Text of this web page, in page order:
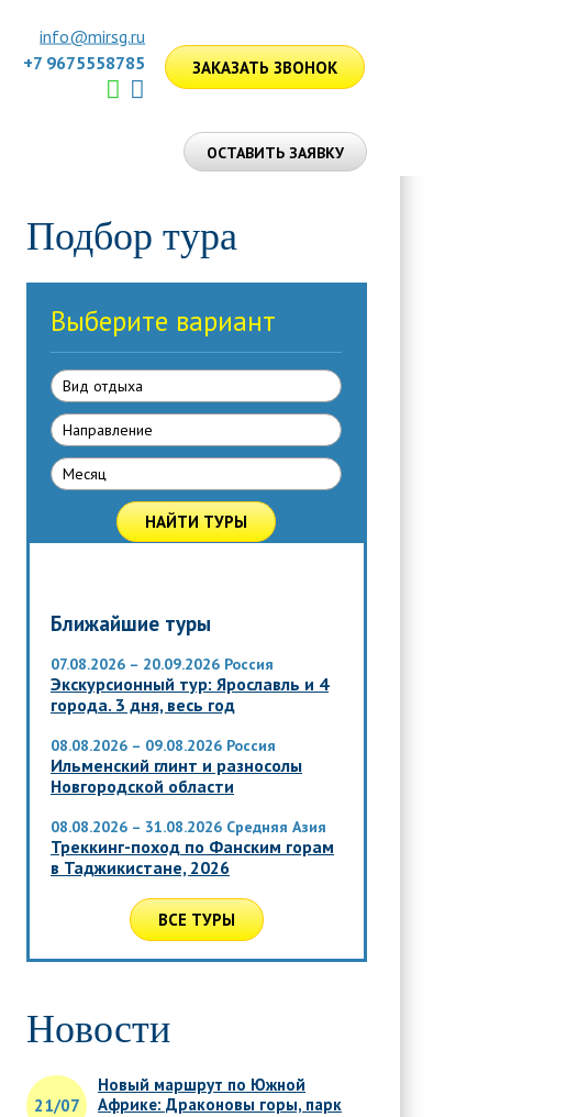
info@mirsg.ru
+7 9675558785
ЗАКАЗАТЬ ЗВОНОК
ОСТАВИТЬ ЗАЯВКУ
Подбор тура
Выберите вариант
Вид отдыха
Направлениe
Месяц
НАЙТИ ТУРЫ
Ближайшие туры
07.08.2026 – 20.09.2026 Россия
Экскурсионный тур: Ярославль и 4
города. 3 дня, весь год
08.08.2026 – 09.08.2026 Россия
Ильменский глинт и разносолы
Новгородской области
08.08.2026 – 31.08.2026 Средняя Азия
Треккинг-поход по Фанским горам
в Таджикистане, 2026
ВСЕ ТУРЫ
Новости
21/07
Новый маршрут по Южной
Африке: Драконовы горы, парк